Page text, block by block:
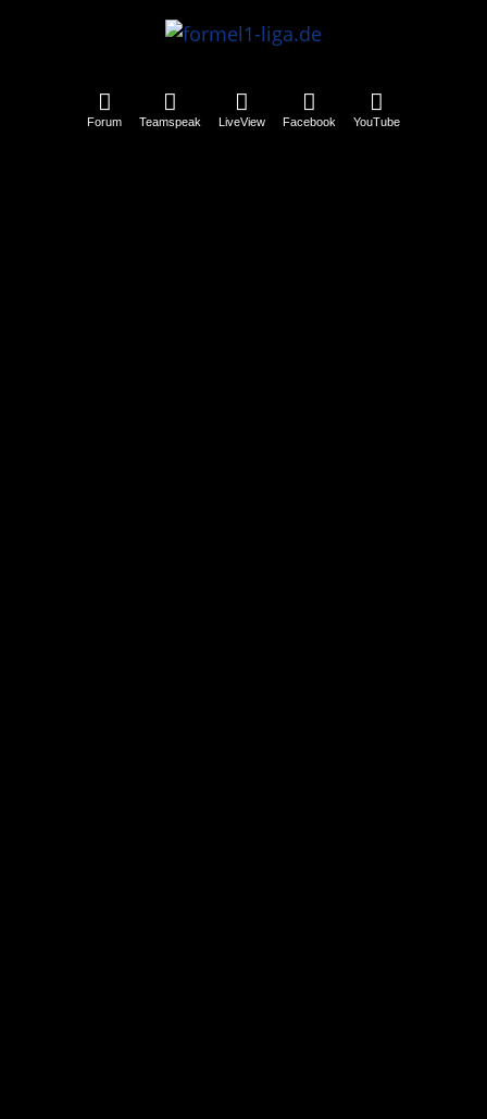
Forum Teamspeak LiveView Facebook YouTube